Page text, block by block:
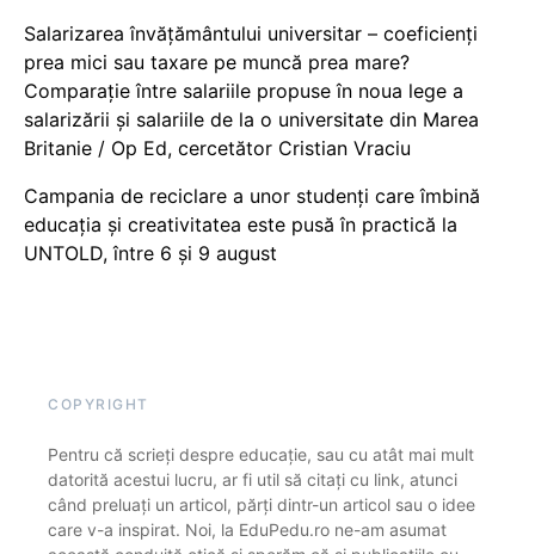
Salarizarea învățământului universitar – coeficienți
prea mici sau taxare pe muncă prea mare?
Comparație între salariile propuse în noua lege a
salarizării și salariile de la o universitate din Marea
Britanie / Op Ed, cercetător Cristian Vraciu
Campania de reciclare a unor studenți care îmbină
educația și creativitatea este pusă în practică la
UNTOLD, între 6 și 9 august
COPYRIGHT
Pentru că scrieți despre educație, sau cu atât mai mult
datorită acestui lucru, ar fi util să citați cu link, atunci
când preluați un articol, părți dintr-un articol sau o idee
care v-a inspirat. Noi, la EduPedu.ro ne-am asumat